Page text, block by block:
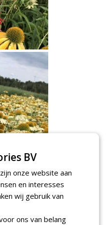
BV
onze website aan
en interesses
wij gebruik van
ons van belang